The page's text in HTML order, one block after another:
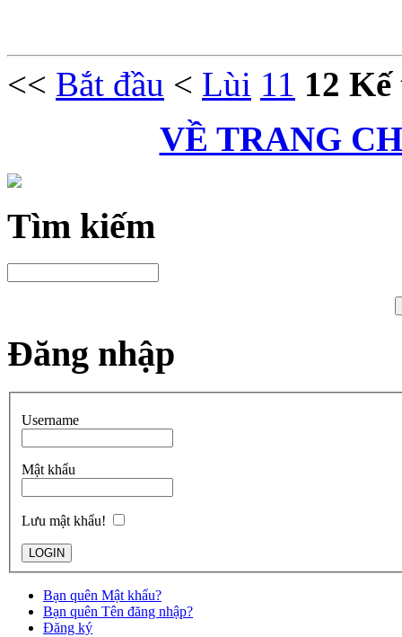
<< Bắt đầu < Lùi 11 12 Kế
VỀ TRANG
Tìm kiếm
Đăng nhập
Username
Mật khẩu
Lưu mật khẩu!
Bạn quên Mật khẩu?
Bạn quên Tên đăng nhập?
Đăng ký